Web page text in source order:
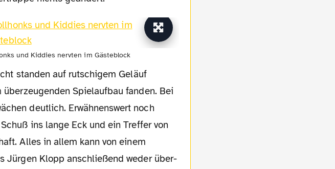
und Kiddies nervten im Gästeblock
standen auf rutschigem Geläuf
Spielaufbau fanden. Bei
deutlich. Erwähnenswert noch
ins lange Eck und ein Treffer von
Alles in allem kann von einem
Jürgen Klopp anschließend weder über-